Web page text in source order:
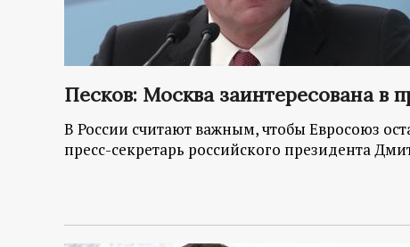
Песков: Москва заинтересована
В России считают важным, чтобы Евросоюз
пресс-секретарь российского президента